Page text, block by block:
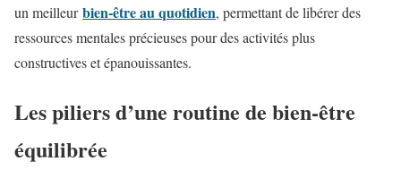
un meilleurbien-être au quotidien, permettant de libérer des
ressources mentales précieuses pour des activités plus
constructives et épanouissantes.
Les piliers d’une routine de bien-être
équilibrée